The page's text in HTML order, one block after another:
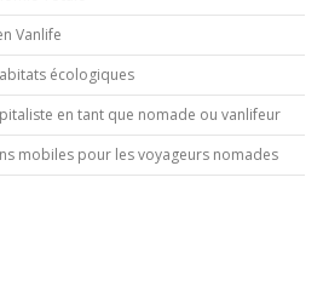
Vanlife
écologiques
en tant que nomade ou vanlifeur
mobiles pour les voyageurs nomades